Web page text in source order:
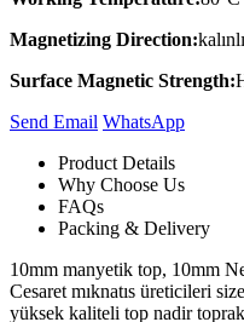
Magnetizing Direction:
Surface Magnetic Strength:
Send Email Whats​App
Product Details
Why Choose Us
FAQs
Packing & Delivery
10mm manyetik top, 10mm
Cesaret mıknatıs üreticileri
yüksek kaliteli top nadir toprak